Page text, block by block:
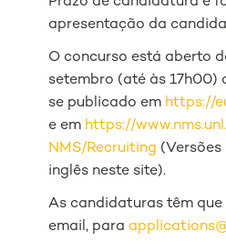
apresentação da
O concurso está aberto
setembro (até às 17h00)
se publicado em https://
e em https://
NMS/Recruiting (Versões
inglês neste site).
As candidaturas têm
email, para